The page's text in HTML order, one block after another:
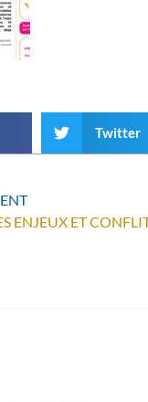
Twitter
ENJEUX ET